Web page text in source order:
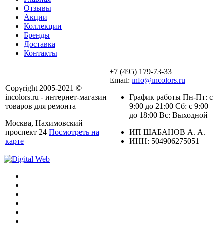
Отзывы
Акции
Коллекции
Бренды
Доставка
Контакты
Copyright 2005-2021 ©
incolors.ru - интернет-магазин
товаров для ремонта
Москва, Нахимовский
проспект 24 Посмотреть на
карте
+7 (495) 179-73-33
Email: info@incolors.ru
График работы Пн-Пт: с
9:00 до 21:00 Сб: с 9:00
до 18:00 Вс: Выходной
ИП ШАБАНОВ А. А.
ИНН: 504906275051